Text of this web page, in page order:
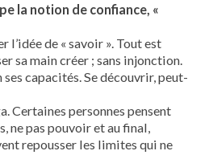
la notion de confiance, «
l’idée de « savoir ». Tout est
sa main créer ; sans injonction.
capacités. Se découvrir, peut-
Certaines personnes pensent
ne pas pouvoir et au final,
repousser les limites qui ne